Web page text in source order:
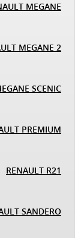
MEGANE
MEGANE 2
SCENIC
PREMIUM
RENAULT R21
SANDERO